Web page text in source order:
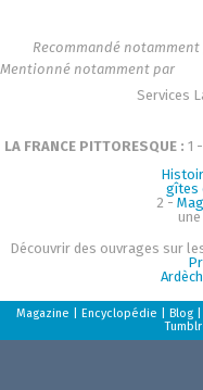
Recommandé notamment
Mentionné notamment par
Services
LA FRANCE PITTORESQUE : 1
gîtes
2 -
Découvrir des ouvrages sur
Magazine |Encyclopédie |Blog
Tumblr